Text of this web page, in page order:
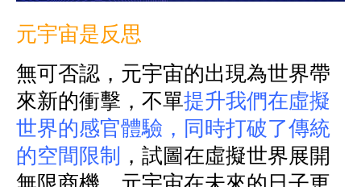
元宇宙是反思
無可否認，元宇宙的出現為世界帶
來新的衝擊，不單提升我們在虛擬
世界的感官體驗，同時打破了傳統
的空間限制 ，試圖在虛擬世界展開